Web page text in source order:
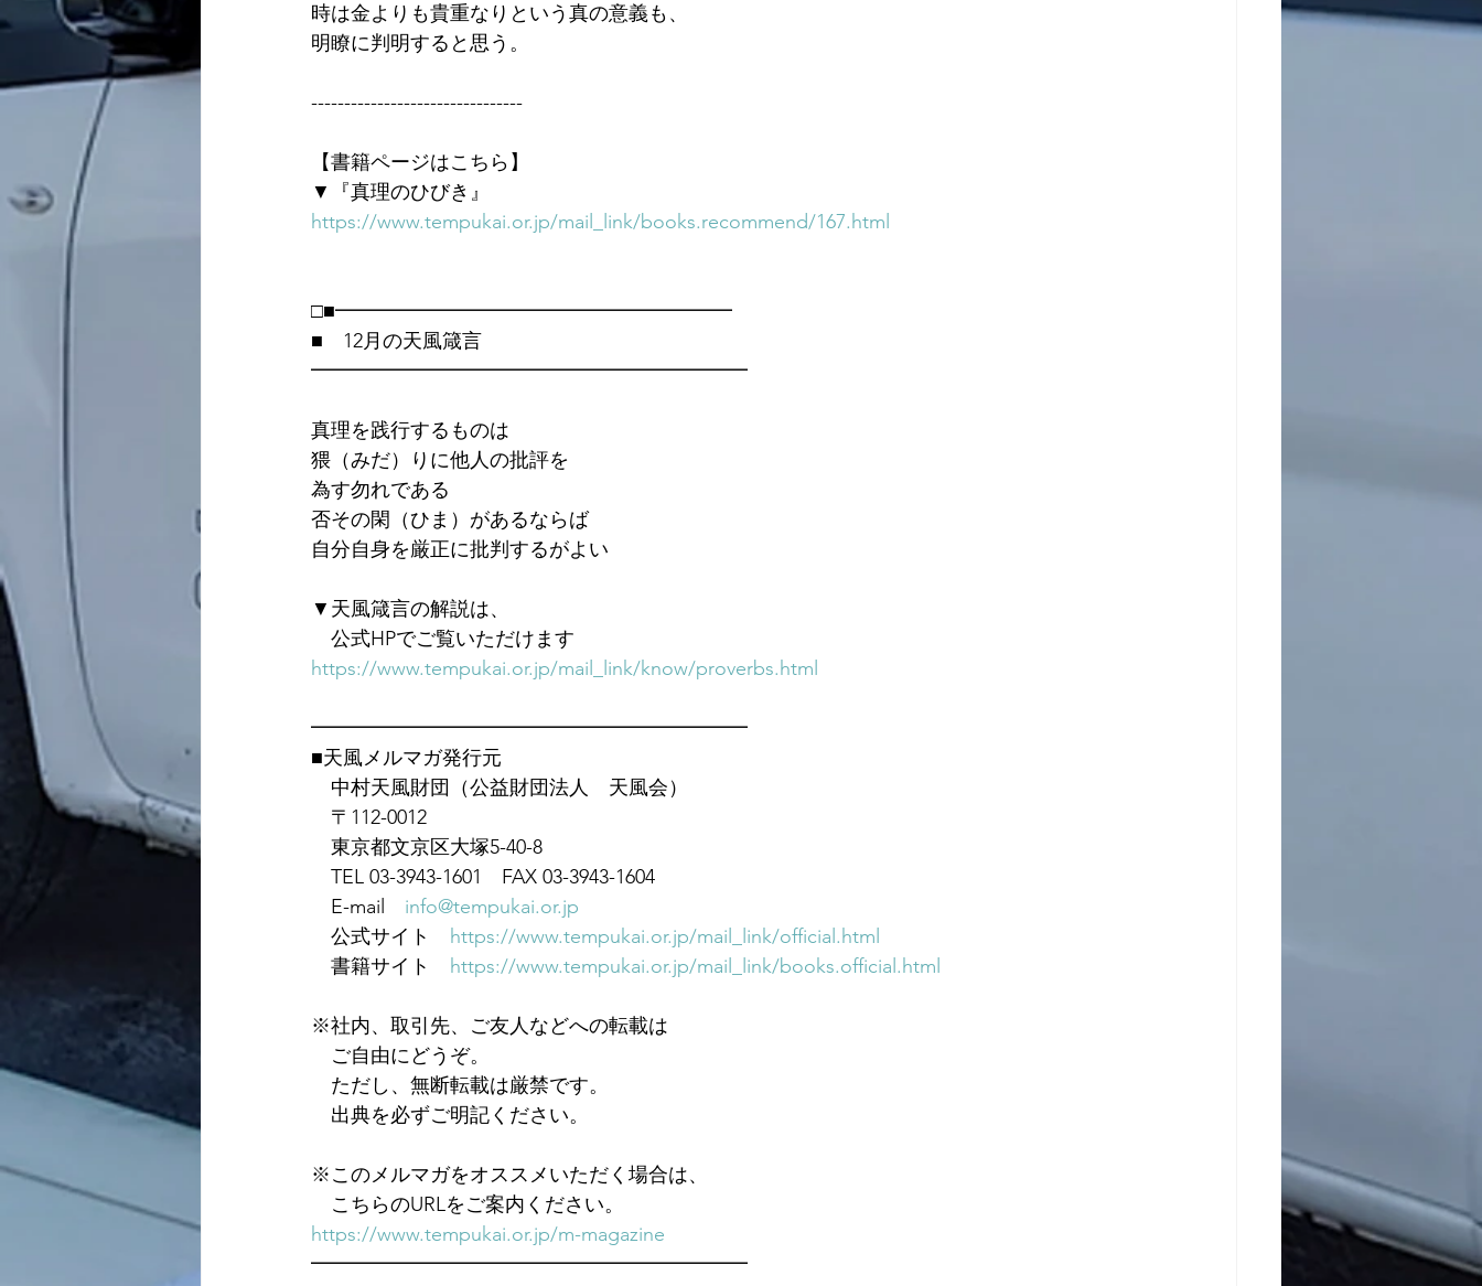
時は金よりも貴重なりという真の意義も、
明瞭に判明すると思う。
--------------------------------
【書籍ページはこちら】
▼『真理のひびき』
https://www.tempukai.or.jp/mail_link/books.recommend/167.html
□■━━━━━━━━━━━━━━━━━━━━
■　12月の天風箴言
━━━━━━━━━━━━━━━━━━━━━━
真理を践行するものは
猥（みだ）りに他人の批評を
為す勿れである
否その閑（ひま）があるならば
自分自身を厳正に批判するがよい
▼天風箴言の解説は、
公式HPでご覧いただけます
https://www.tempukai.or.jp/mail_link/know/proverbs.html
━━━━━━━━━━━━━━━━━━━━━━
■天風メルマガ発行元
中村天風財団（公益財団法人　天風会）
〒112-0012
東京都文京区大塚5-40-8
TEL 03-3943-1601　FAX 03-3943-1604
E-mail info@tempukai.or.jp
公式サイト https://www.tempukai.or.jp/mail_link/official.html
書籍サイト https://www.tempukai.or.jp/mail_link/books.official.html
※社内、取引先、ご友人などへの転載は
ご自由にどうぞ。
ただし、無断転載は厳禁です。
出典を必ずご明記ください。
※このメルマガをオススメいただく場合は、
こちらのURLをご案内ください。
https://www.tempukai.or.jp/m-magazine
━━━━━━━━━━━━━━━━━━━━━━